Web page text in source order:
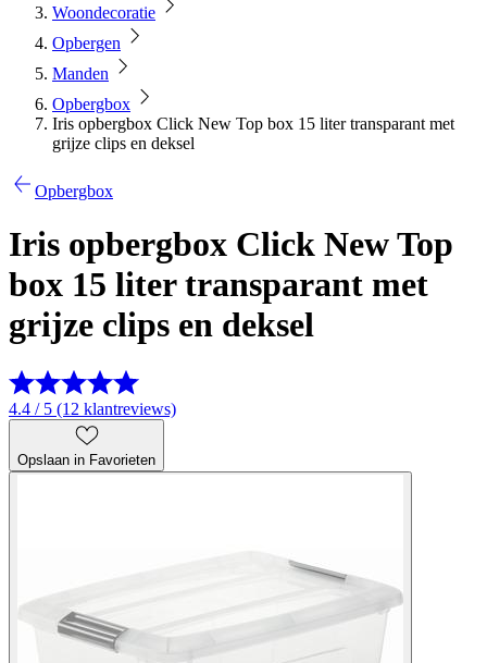
Woondecoratie
Opbergen
Manden
Opbergbox
Iris opbergbox Click New Top box 15 liter transparant met
grijze clips en deksel
Opbergbox
Iris opbergbox Click New Top
box 15 liter transparant met
grijze clips en deksel
4.4 / 5 (12 klantreviews)
Opslaan in Favorieten